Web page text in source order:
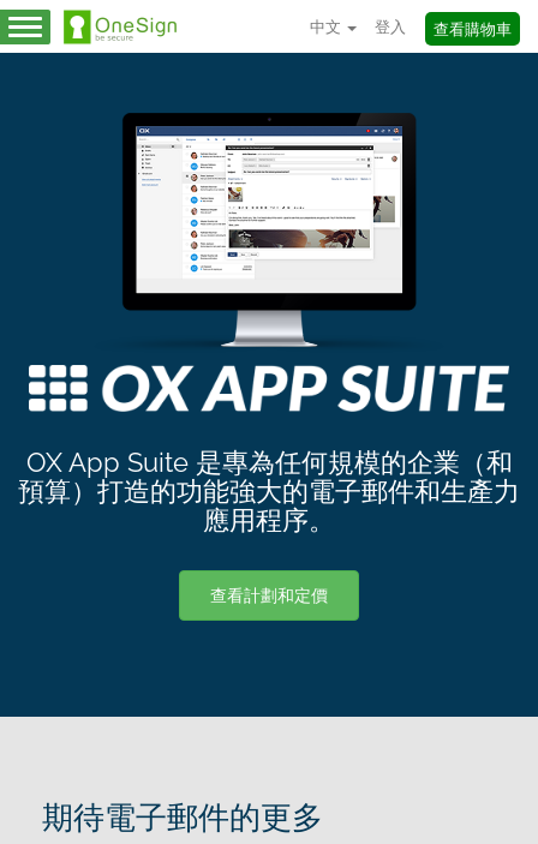
中文 登入 查看購物車
切
換
OX App Suite 是專為任何規模的企業（和
預算）打造的功能強大的電子郵件和生產力
應用程序。
查看計劃和定價
期待電子郵件的更多